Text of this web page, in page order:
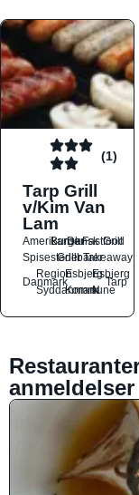
(1)
Tarp Grill
v/Kim Van
Lam
Amerikansk
BurgerDanskFastfood
Grill
SpisestederGrillbarerTakeaway
Danmark
Region
Syddanmark
Esbjerg
Kommune
Esbjerg
N
Tarp
anmeldelser